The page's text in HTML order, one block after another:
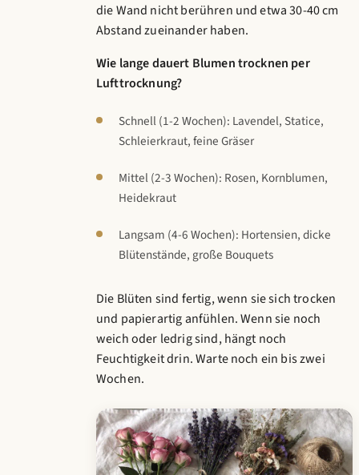
die Wand nicht berühren und etwa 30-40 cm
Abstand zueinander haben.
Wie lange dauert Blumen trocknen per
Lufttrocknung?
Schnell (1-2 Wochen): Lavendel, Statice,
Schleierkraut, feine Gräser
Mittel (2-3 Wochen): Rosen, Kornblumen,
Heidekraut
Langsam (4-6 Wochen): Hortensien, dicke
Blütenstände, große Bouquets
Die Blüten sind fertig, wenn sie sich trocken
und papierartig anfühlen. Wenn sie noch
weich oder ledrig sind, hängt noch
Feuchtigkeit drin. Warte noch ein bis zwei
Wochen.